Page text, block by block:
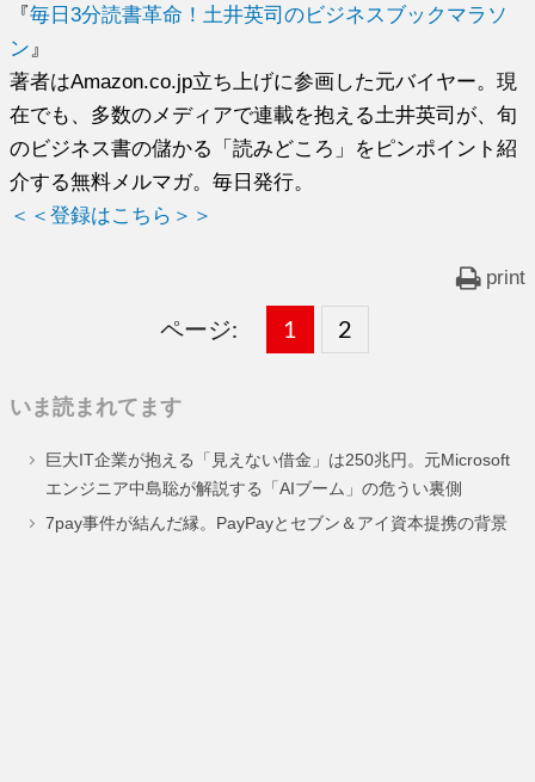
『毎日3分読書革命！土井英司のビジネスブックマラソ
ン 』
著者はAmazon.co.jp立ち上げに参画した元バイヤー。現
在でも、多数のメディアで連載を抱える土井英司が、旬
のビジネス書の儲かる「読みどころ」をピンポイント紹
介する無料メルマガ。毎日発行。
＜＜登録はこちら＞＞
print
ページ:
固
ー
ジ
1 ,
固
ー
ジ
2
いま読まれてます
巨大IT企業が抱える「見えない借金」は250兆円。元Microsoft
エンジニア中島聡が解説する「AIブーム」の危うい裏側
7pay事件が結んだ縁。PayPayとセブン＆アイ資本提携の背景